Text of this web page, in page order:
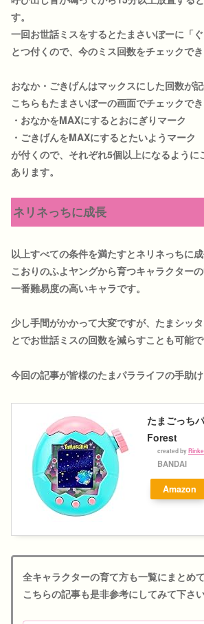
す。
一回お世話ミスをするとたまさいぼーに「
とつ付くので、今のミス回数をチェックでき
おなか・ごきげんはマックスにした回数が記
こちらもたまさいぼーの画面でチェックでき
・おなかをMAXにするとおにぎりマーク
・ごきげんをMAXにするとたいようマーク
が付くので、それぞれ5個以上になるように
あります。
ネリネっちに成長
以上すべての条件を満たすとネリネっちに成
こおりのふよヤングから育つキャラクター
一番難易度の高いキャラです。
少し手間がかかって大変ですが、たまシッ
とでお世話ミスの回数を減らすことも可能で
今回の記事が皆様のたまパラライフの手助け
たまごっち
Forest
created by
BANDAI
Amazon
全キャラクターの育て方も一覧にまとめて
こちらの記事も是非参考にしてみて下さい